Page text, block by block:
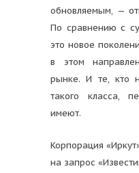
обновляемым, —
По сравнению с
это новое
в этом
рынке. И те, кто
такого класса,
имеют.
Корпорация
на запрос